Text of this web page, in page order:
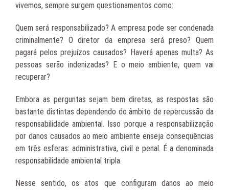
vivemos, sempre surgem questionamentos como:
Quem será responsabilizado? A empresa pode ser condenada
criminalmente? O diretor da empresa será preso? Quem
pagará pelos prejuízos causados? Haverá apenas multa? As
pessoas serão indenizadas? E o meio ambiente, quem vai
recuperar?
Embora as perguntas sejam bem diretas, as respostas são
bastante distintas dependendo do âmbito de repercussão da
responsabilidade ambiental. Isso porque a responsabilização
por danos causados ao meio ambiente enseja consequências
em três esferas: administrativa, civil e penal. É a denominada
responsabilidade ambiental tripla.
Nesse sentido, os atos que configuram danos ao meio